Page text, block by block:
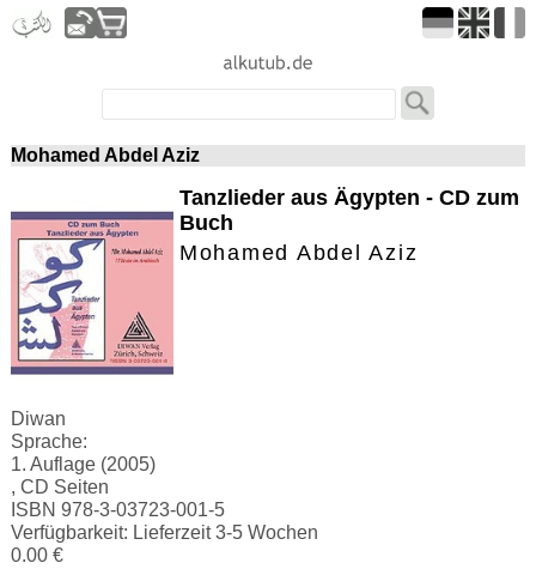
Mohamed Abdel Aziz
Tanzlieder aus Ägypten - CD zum
Buch
Mohamed Abdel Aziz
Diwan
Sprache:
1. Auflage (2005)
, CD Seiten
ISBN 978-3-03723-001-5
Verfügbarkeit: Lieferzeit 3-5 Wochen
0.00 €